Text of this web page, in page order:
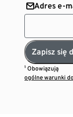
Adres e-
Zapisz się
¹ Obowiązują
ogólne warunki